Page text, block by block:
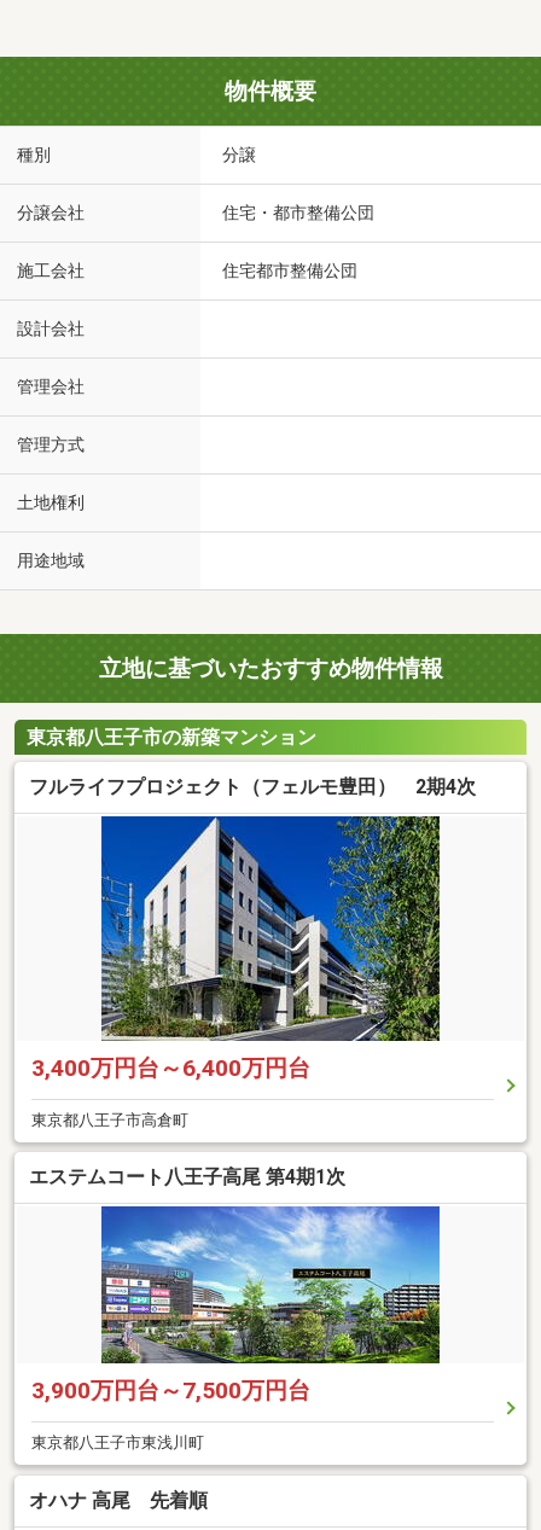
物件概要
種別 分譲
分譲会社 住宅・都市整備公団
施工会社 住宅都市整備公団
設計会社
管理会社
管理方式
土地権利
用途地域
立地に基づいたおすすめ物件情報
東京都八王子市の新築マンション
フルライフプロジェクト（フェルモ豊田） 2期4次
3,400万円台～6,400万円台
東京都八王子市高倉町
エステムコート八王子高尾 第4期1次
3,900万円台～7,500万円台
東京都八王子市東浅川町
オハナ 高尾 先着順